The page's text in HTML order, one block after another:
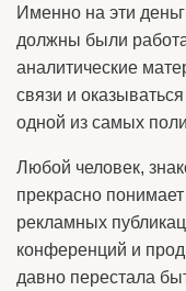
Именно на эти
должны были
аналитические
связи и
одной из самых
Любой человек,
прекрасно
рекламных
конференций и
давно перестала